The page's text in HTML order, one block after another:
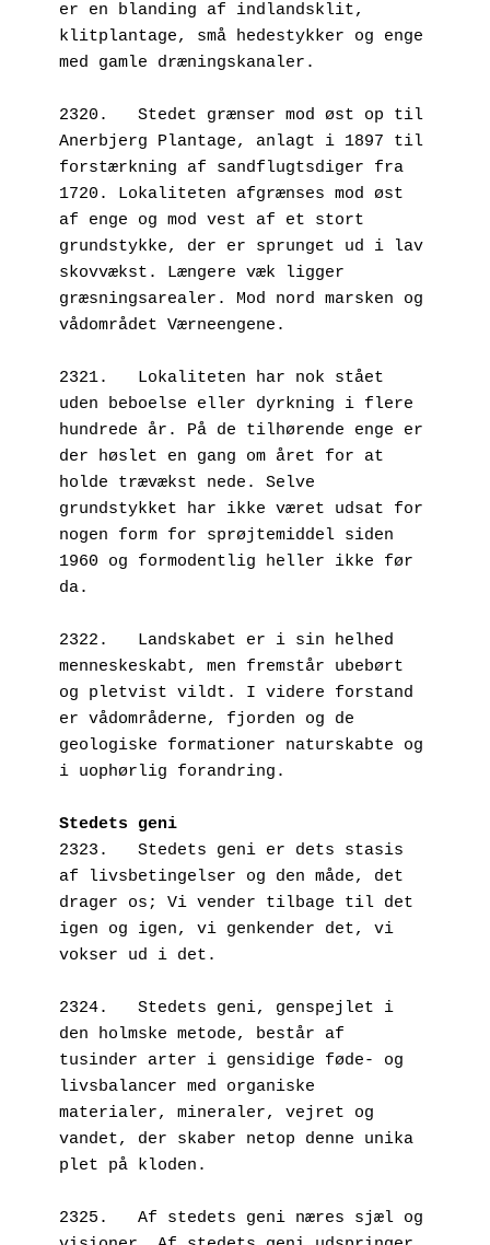
er en blanding af indlandsklit,
klitplantage, små hedestykker og enge
med gamle dræningskanaler.
2320.   Stedet grænser mod øst op til
Anerbjerg Plantage, anlagt i 1897 til
forstærkning af sandflugtsdiger fra
1720. Lokaliteten afgrænses mod øst
af enge og mod vest af et stort
grundstykke, der er sprunget ud i lav
skovvækst. Længere væk ligger
græsningsarealer. Mod nord marsken og
vådområdet Værneengene.
2321.   Lokaliteten har nok stået
uden beboelse eller dyrkning i flere
hundrede år. På de tilhørende enge er
der høslet en gang om året for at
holde trævækst nede. Selve
grundstykket har ikke været udsat for
nogen form for sprøjtemiddel siden
1960 og formodentlig heller ikke før
da.
2322.   Landskabet er i sin helhed
menneskeskabt, men fremstår ubebørt
og pletvist vildt. I videre forstand
er vådområderne, fjorden og de
geologiske formationer naturskabte og
i uophørlig forandring.
Stedets geni
2323.   Stedets geni er dets stasis
af livsbetingelser og den måde, det
drager os; Vi vender tilbage til det
igen og igen, vi genkender det, vi
vokser ud i det.
2324.   Stedets geni, genspejlet i
den holmske metode, består af
tusinder arter i gensidige føde- og
livsbalancer med organiske
materialer, mineraler, vejret og
vandet, der skaber netop denne unika
plet på kloden.
2325.   Af stedets geni næres sjæl og